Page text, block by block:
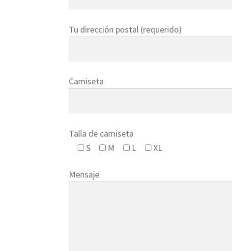
Tu dirección postal (requerido)
Camiseta
Talla de camiseta
S
M L XL
Mensaje